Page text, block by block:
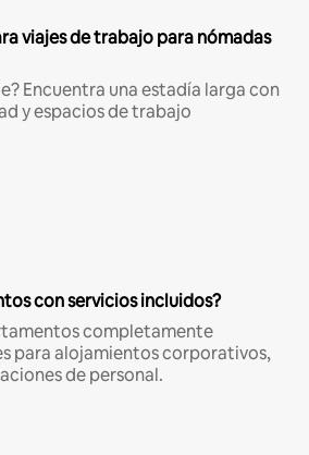
viajes de trabajo para nómadas
Encuentra una estadía larga con
y espacios de trabajo
con servicios incluidos?
completamente
para alojamientos corporativos,
de personal.